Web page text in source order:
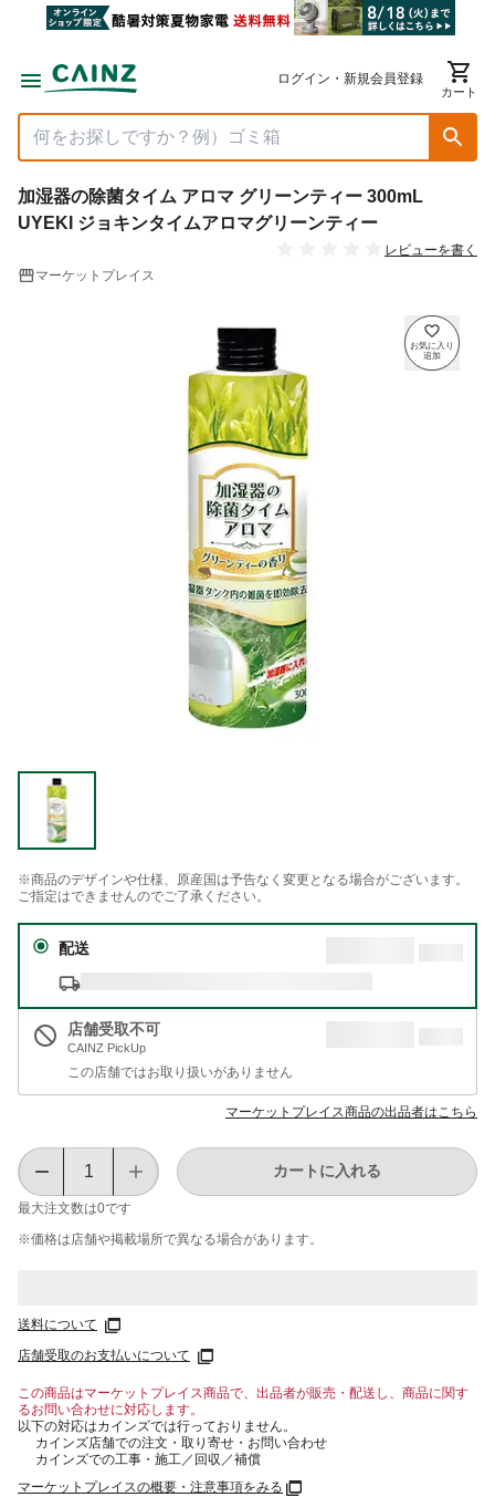
ログイン・新規会員登録
カート
加湿器の除菌タイム アロマ グリーンティー 300mL
UYEKI ジョキンタイムアロマグリーンティー
レビューを書く
マーケットプレイス
※商品のデザインや仕様、原産国は予告なく変更となる場合がございます。
ご指定はできませんのでご了承ください。
配送
店舗受取不可
CAINZ PickUp
この店舗ではお取り扱いがありません
マーケットプレイス商品の出品者はこちら
最大注文数は0です
カートに入れる
※価格は​店舗や​掲載場所で​異なる​場合が​あります。
送料について
店舗受取のお支払いについて
この商品はマーケットプレイス商品で、出品者が販売・配送し、商品に関す
るお問い合わせに対応します。
以下の対応はカインズでは行っておりません。
カインズ店舗での注文・取り寄せ・お問い合わせ
カインズでの工事・施工／回収／補償
マーケットプレイスの概要・注意事項をみる